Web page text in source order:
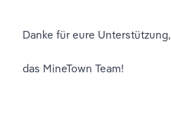
Danke für eure Unterstützung,
das MineTown Team!